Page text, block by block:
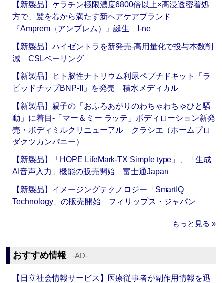
【新製品】ケラチン極限濃度6800倍以上×高浸透密着処
方で、髪を芯から満たす新ヘアケアブランド
『Amprem（アンプレム）』誕生 I-ne
【新製品】ハイゼントラを新発売‐高用量化で投与本数削
減 CSLベーリング
【新製品】ヒト脳性ナトリウム利尿ペプチドキット「ラ
ピッドチップBNP-II」を発売 積水メディカル
【新製品】親子の「おふろあがりのわちゃわちゃひと騒
動」に着目‐「マー＆ミー ラッテ」ボディローション新発
売・ボディミルクリニューアル クラシエ（ホームプロ
ダクツカンパニー）
【新製品】「HOPE LifeMark-TX Simple type」、「生成
AI音声入力」機能の販売開始 富士通Japan
【新製品】イメージングテクノロジー「SmartIQ
Technology」の販売開始 フィリップス・ジャパン
もっと見る »
おすすめ情報 ‐AD‐
【日立社会情報サービス】医療従事者が副作用情報を迅